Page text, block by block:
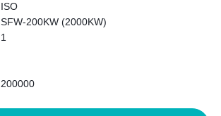
ISO
SFW-200KW (2000KW)
1
200000